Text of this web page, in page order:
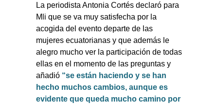
La periodista Antonia Cortés declaró para
Mli que se va muy satisfecha por la
acogida del evento departe de las
mujeres ecuatorianas y que además le
alegro mucho ver la participación de todas
ellas en el momento de las preguntas y
añadió “se están haciendo y se han
hecho muchos cambios, aunque es
evidente que queda mucho camino por